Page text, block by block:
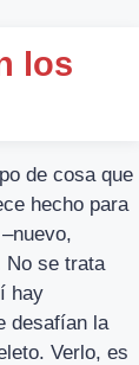
los
de cosa que
hecho para
No se trata
hay
desafían la
Verlo, es